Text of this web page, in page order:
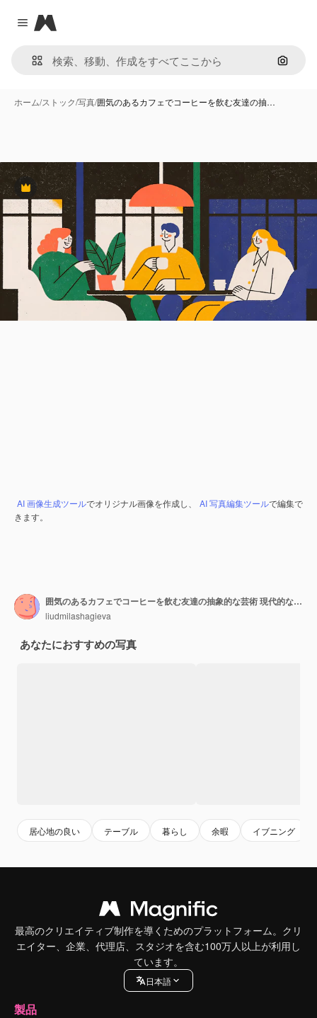
Close menu
Magnific
画像で
ホーム/ストック/写真/囲気のあるカフェでコーヒーを飲む友達の抽…
Premium
AI 画像生成ツールでオリジナル画像を作成し、 AI 写真編集ツールで編集で
きます。
囲気のあるカフェでコーヒーを飲む友達の抽象的な芸術 現代的な環境で温かい飲み物を飲みながら会話をする人々のカラフルなイラスト
liudmilashagieva
あなたにおすすめの写真
居心地の良い テーブル 暮らし 余暇 イブニング
最高のクリエイティブ制作を導くためのプラットフォーム。クリ
エイター、企業、代理店、スタジオを含む100万人以上が利用し
ています。
日本語
製品